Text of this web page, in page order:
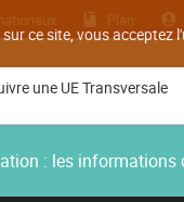
ce site, vous
Plan
une UE Transversale
: les informations